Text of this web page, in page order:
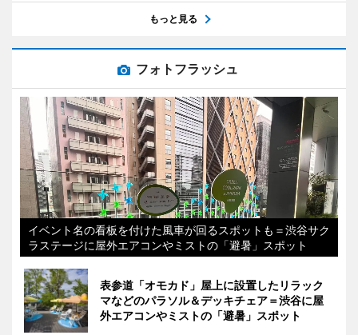
もっと見る
フォトフラッシュ
イベント名の看板を付けた風車が回るスポットも＝渋谷サク
ラステージに屋外エアコンやミストの「避暑」スポット
表参道「オモカド」屋上に設置したリラック
マなどのパラソル＆デッキチェア＝渋谷に屋
外エアコンやミストの「避暑」スポット